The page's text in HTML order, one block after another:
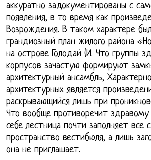
аккуратно задокументированы с
появления, в то время как
Возрождения. В таком характере
грандиозный план жилого района
на острове Голодай (И. Что группы
корпусов зачастую формируют
архитектурный ансамбль,
архитектурных является
раскрывающийся лишь при
Что вообще противоречит
себе лестница почти заполняет все
пространство вестибюля, а лишь
она не приглашает.